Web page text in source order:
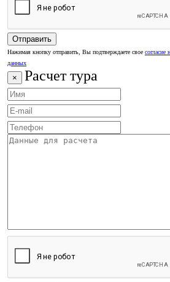
Нажимая кнопку отправить, Вы подтверждаете свое согласие
данных
× Расчет тура